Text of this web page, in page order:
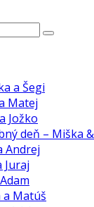
a Šegi
Matej
Jožko
deň – Miška
Andrej
Juraj
a Matúš